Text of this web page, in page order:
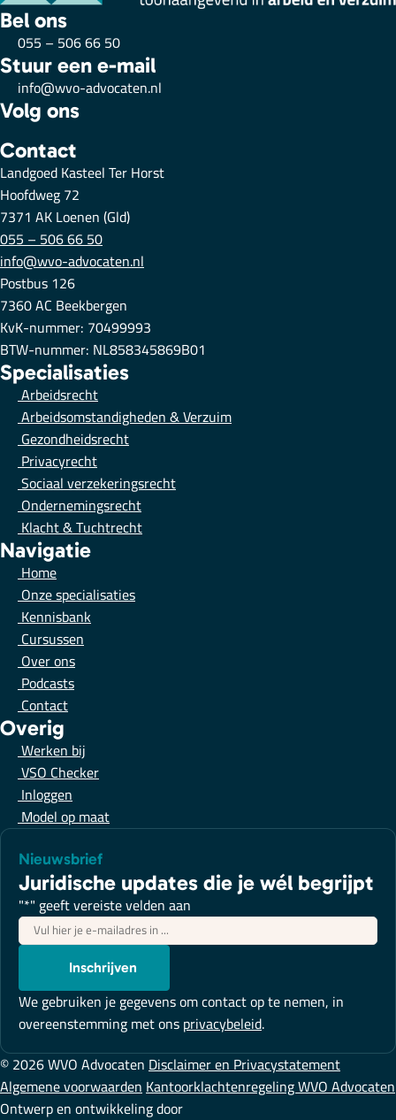
Bel ons
055 – 506 66 50
Stuur een e-mail
info@wvo-advocaten.nl
Volg ons
Contact
Landgoed Kasteel Ter Horst
Hoofdweg 72
7371 AK Loenen (Gld)
055 – 506 66 50
info@wvo-advocaten.nl
Postbus 126
7360 AC Beekbergen
KvK-nummer: 70499993
BTW-nummer: NL858345869B01
Specialisaties
Arbeidsrecht
Arbeidsomstandigheden & Verzuim
Gezondheidsrecht
Privacyrecht
Sociaal verzekeringsrecht
Ondernemingsrecht
Klacht & Tuchtrecht
Navigatie
Home
Onze specialisaties
Kennisbank
Cursussen
Over ons
Podcasts
Contact
Overig
Werken bij
VSO Checker
Inloggen
Model op maat
Nieuwsbrief
Juridische updates die je wél begrijpt
"*" geeft vereiste velden aan
E-
mailadres*
Inschrijven
We gebruiken je gegevens om contact op te nemen, in
overeenstemming met onsprivacybeleid.
© 2026 WVO AdvocatenDisclaimer en Privacystatement
Algemene voorwaardenKantoorklachtenregeling WVO Advocaten
Ontwerp en ontwikkeling door